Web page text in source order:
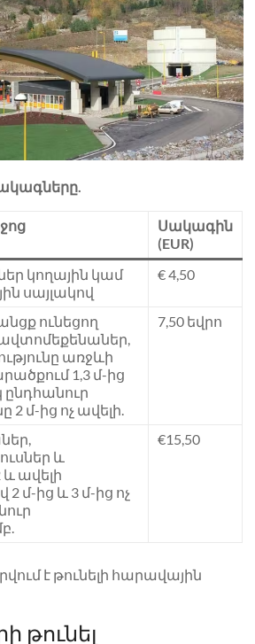
Սակագին
(EUR)
կողային կամ
սայլակով
€ 4,50
ունեցող
առջևի
1,3 մ-ից
2 մ-ից ոչ ավելի.
7,50 եվրո
և
և ավելի
մ-ից և 3 մ-ից ոչ
€15,50
է թունելի հարավային
թունել